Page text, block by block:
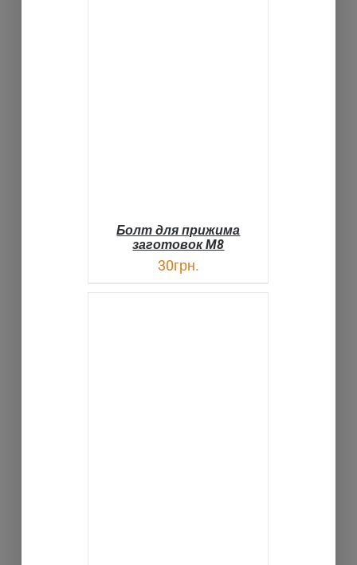
Болт для прижима
заготовок M8
30грн.